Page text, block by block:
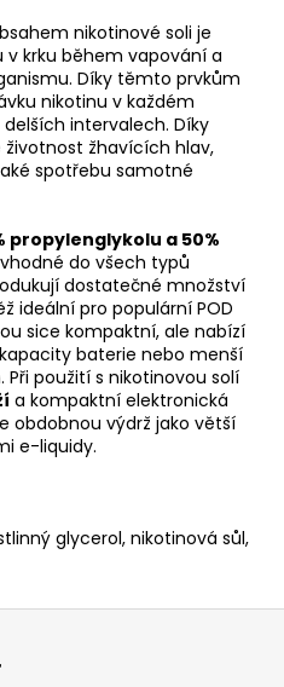
nikotinové soli je
krku během vapování a
Díky těmto prvkům
nikotinu v každém
intervalech. Díky
žhavících hlav,
spotřebu samotné
propylenglykolu a 50%
do všech typů
dostatečné množství
ideální pro populární POD
sice kompaktní, ale nabízí
baterie nebo menší
použití s nikotinovou solí
a kompaktní elektronická
obdobnou výdrž jako větší
e-liquidy.
glycerol, nikotinová sůl,